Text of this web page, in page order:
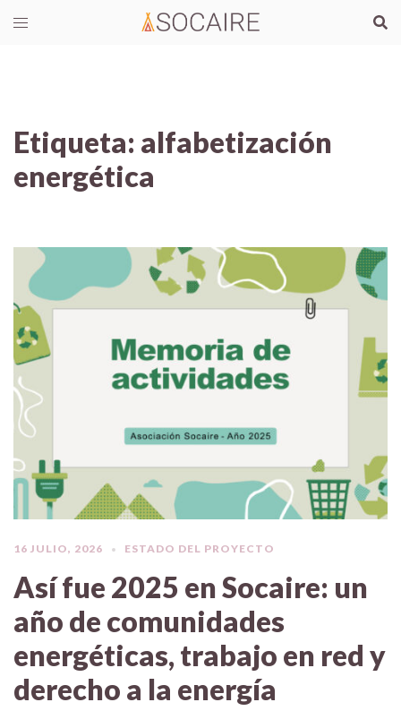
Etiqueta: alfabetización
energética
16 JULIO, 2026 ESTADO DEL PROYECTO
Así fue 2025 en Socaire: un
año de comunidades
energéticas, trabajo en red y
derecho a la energía